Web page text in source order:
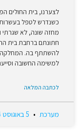
לצערנו, בית החולים
כשנדרש לטפל
מחזה שונה, לא שגרתי
חתונתם ברחבת בית
להשתתף בה. המחלקה
למשימה החשובה
לכתבה המלאה
מערכת